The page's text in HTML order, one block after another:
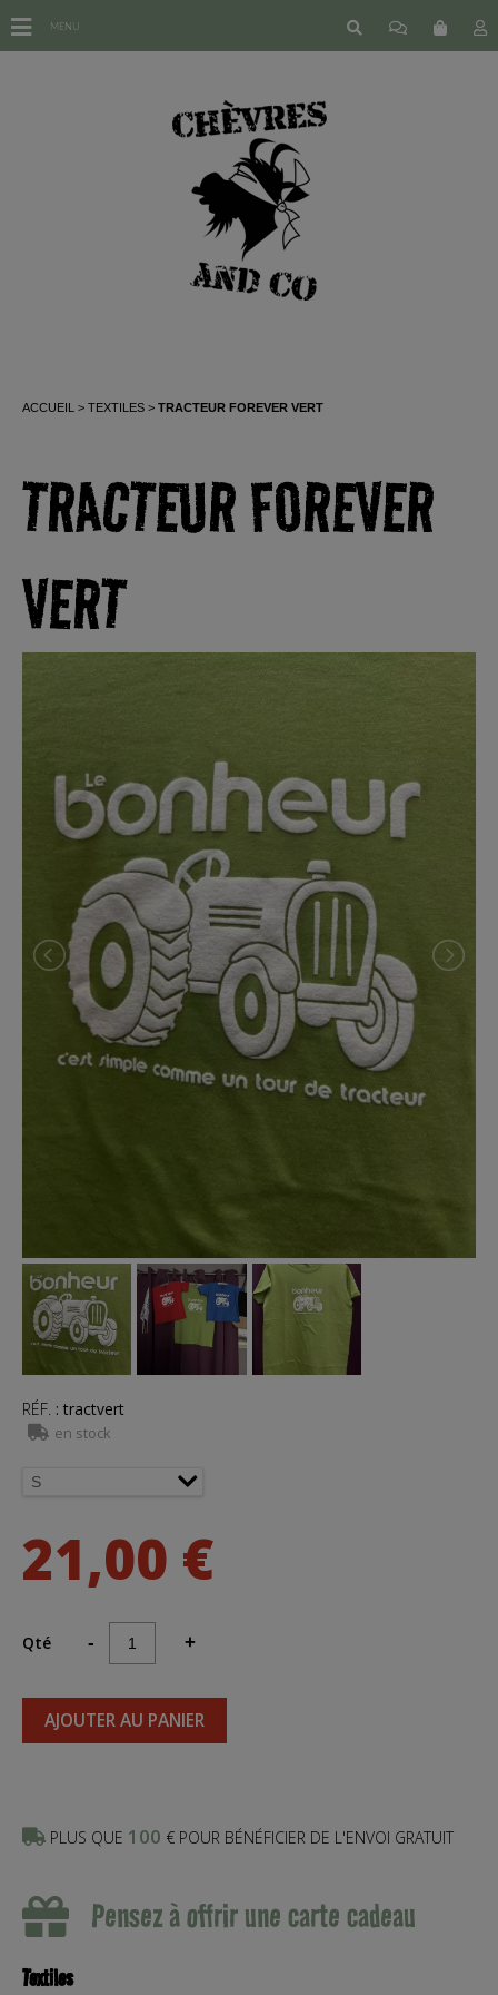
ACCUEIL TEXTILES TRACTEUR FOREVER VERT
TRACTEUR FOREVER
VERT
RÉF. : tractvert
en stock
21,00 €
Qté - +
AJOUTER AU PANIER
PLUS QUE 100 € POUR BÉNÉFICIER DE L'ENVOI GRATUIT
Pensez à offrir une carte cadeau
Textiles
MENU